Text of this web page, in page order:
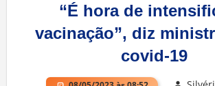
“É hora de
vacinação”, diz
covid-19